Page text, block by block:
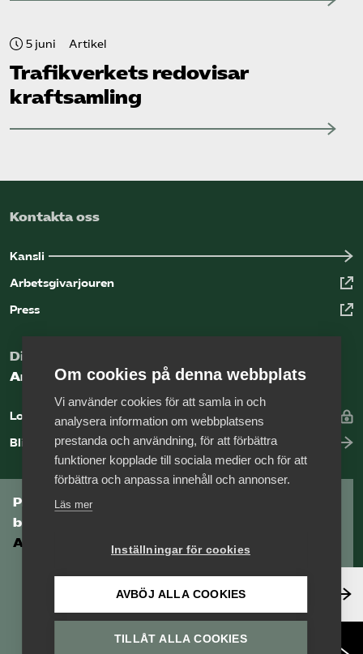
5 juni Artikel
Trafikverkets redovisar
kraftsamling
Kontakta oss
Kansli
Arbetsgivarjouren
Press
Digital kunskapsbank för arbetsgivare
Arbetsgivarguiden
Logga in
Bli medlem
Prenumerera på Tågföretagens
branschnyhetsbrev
Aktuell info direkt i din inkorg.
Anmäl dig här
Om cookies på denna webbplats
Vi använder cookies för att samla in och
analysera information om webbplatsens
prestanda och användning, för att förbättra
funktioner kopplade till sociala medier och för att
förbättra och anpassa innehåll och annonser.
Läs mer
Inställningar för cookies
AVBÖJ ALLA COOKIES
TILLÅT ALLA COOKIES